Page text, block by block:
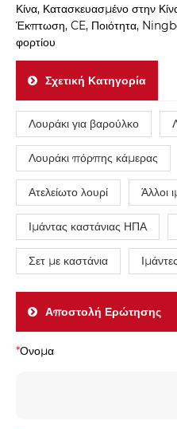
Κίνα, Κατασκευασμένο στην
Έκπτωση, CE, Ποιότητα,
φορτίου
Σχετική Κατηγορία
Λουράκι για βαρούλκο
Λουράκι πόρπης κάμερας
Ατελείωτο λουρί Άλλοι
Ιμάντας καστάνιας ΗΠΑ
Σετ με καστάνια
Αποστολή Ερώτησης
*Ονομα